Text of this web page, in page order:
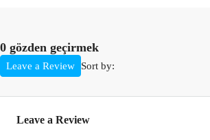
0 gözden geçirmek
Sort by:
Leave a Review
Leave a Review